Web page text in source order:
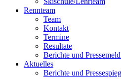
Rennteam
Team
Kontakt
Termine
Resultate
Berichte und
Aktuelles
Berichte und